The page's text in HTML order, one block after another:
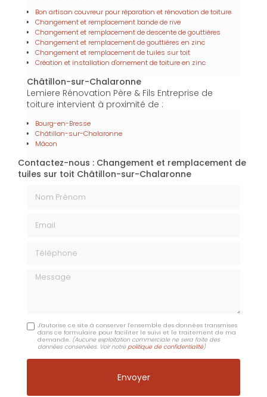
Bon artisan couvreur pour réparation et rénovation de toiture
Changement et remplacement bande de rive
Changement et remplacement de descente de gouttières
Changement et remplacement de gouttières en zinc
Changement et remplacement de tuiles sur toit
Création et installation d'ornement de toiture en zinc
Châtillon-sur-Chalaronne
Lemiere Rénovation Père & Fils Entreprise de
toiture intervient à proximité de :
Bourg-en-Bresse
Châtillon-sur-Chalaronne
Mâcon
Contactez-nous : Changement et remplacement de
tuiles sur toit Châtillon-sur-Chalaronne
Message
J'autorise ce site à conserver l'ensemble des données transmises
dans ce formulaire pour faciliter le suivi et le traitement de ma
demande. (Aucune exploitation commerciale ne sera faite des
données conservées. Voir notrepolitique de confidentialité)